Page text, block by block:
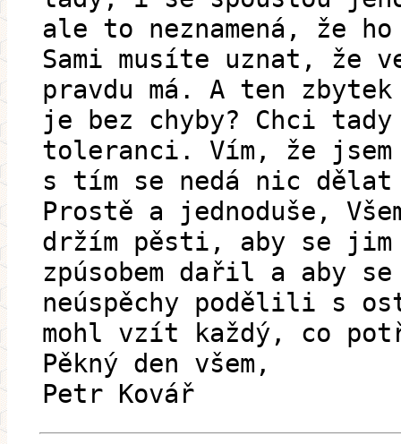
ale to neznamená, že
Sami musíte uznat, že
pravdu má. A ten
je bez chyby? Chci
toleranci. Vím, že
s tím se nedá nic
Prostě a jednoduše,
držím pěsti, aby se
zpúsobem dařil a aby
neúspěchy podělili s
mohl vzít každý, co
Pěkný den všem,
Petr Kovář